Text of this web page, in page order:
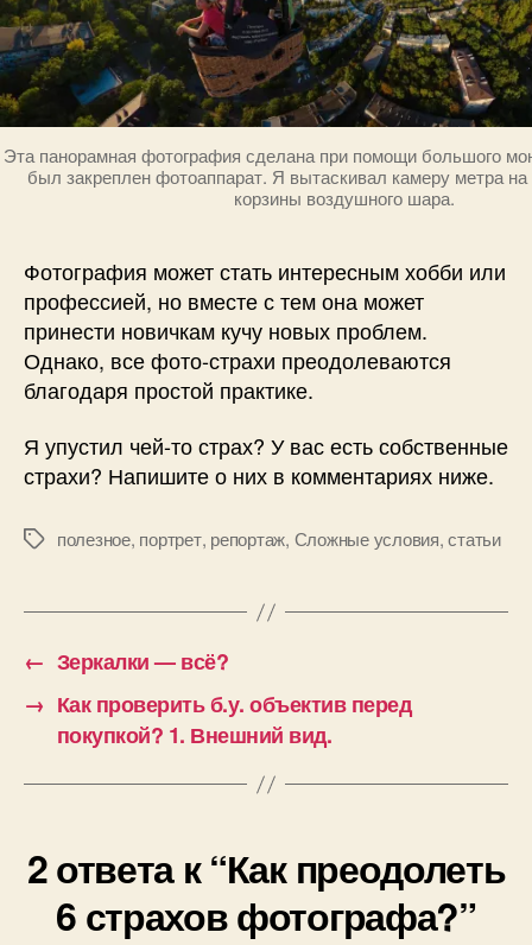
Эта панорамная фотография сделана при помощи большого
был закреплен фотоаппарат. Я вытаскивал камеру метра
корзины воздушного шара.
Фотография может стать интересным хобби или
профессией, но вместе с тем она может
принести новичкам кучу новых проблем.
Однако, все фото-страхи преодолеваются
благодаря простой практике.
Я упустил чей-то страх? У вас есть собственные
страхи? Напишите о них в комментариях ниже.
Меткиполезное, портрет, репортаж, Сложные условия,статьи
← Зеркалки — всё?
→ Как проверить б.у. объектив перед
покупкой? 1. Внешний вид.
2 ответа к “Как преодолеть
6 страхов фотографа?”